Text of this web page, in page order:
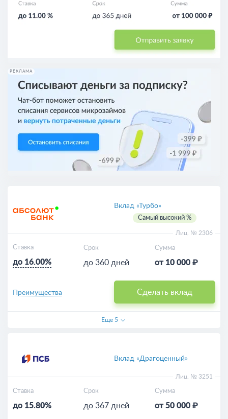
РЕКЛАМА
Вклад «Турбо»
Самый высокий %
Лиц. № 2306
Ставка
до 16.00%
Срок
до 360 дней
Сумма
от 10 000 ₽
Сделать вклад
Преимущества
Еще 5
Вклад «Драгоценный»
Лиц. № 3251
Ставка
до 15.80%
Срок
до 367 дней
Сумма
от 50 000 ₽